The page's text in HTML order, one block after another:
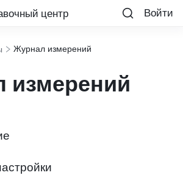
центр Войти
Журнал измерений
измерений